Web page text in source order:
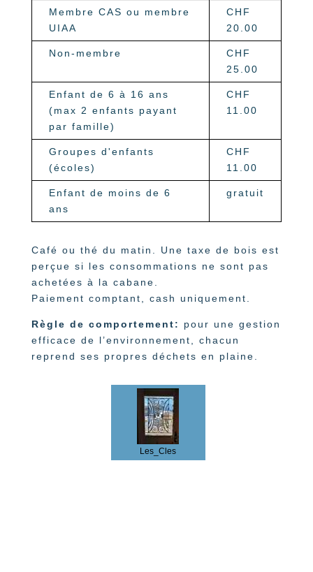
Membre CAS ou membre
UIAA
CHF
20.00
Non-membre
CHF
25.00
Enfant de 6 à 16 ans
(max 2 enfants payant
par famille)
CHF
11.00
Groupes d'enfants
(écoles)
CHF
11.00
Enfant de moins de 6
ans
gratuit
Café ou thé du matin. Une taxe de bois est
perçue si les consommations ne sont pas
achetées à la cabane.
Paiement comptant, cash uniquement.
Règle de comportement:
pour une gestion
efficace de l’environnement, chacun
reprend ses propres déchets en plaine.
Les_Cles